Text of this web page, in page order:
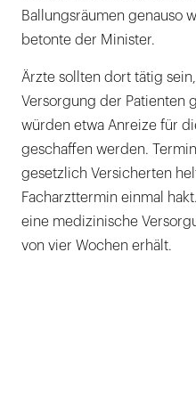
Ballungsräumen genauso
betonte der Minister.
Ärzte sollten dort tätig
Versorgung der Patienten
würden etwa Anreize für
geschaffen werden.
gesetzlich Versicherten
Facharzttermin einmal
eine medizinische
von vier Wochen erhält.